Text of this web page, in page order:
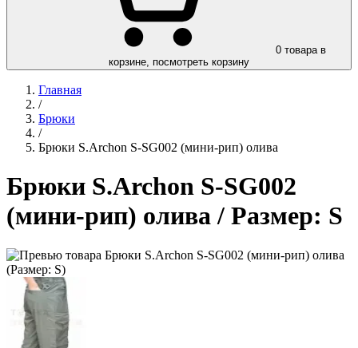
0 товара в
корзине, посмотреть корзину
Главная
/
Брюки
/
Брюки S.Archon S-SG002 (мини-рип) олива
Брюки S.Archon S-SG002
(мини-рип) олива/ Размер: S